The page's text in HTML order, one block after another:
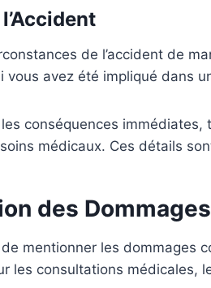
de l’accident de
vous avez été impliqué dans
conséquences immédiates,
médicaux. Ces détails
des Dommages
mentionner les dommages
les consultations médicales,